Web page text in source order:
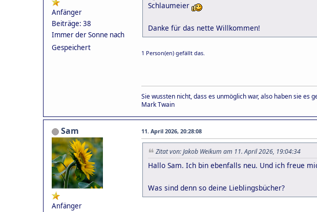
Anfänger
Beiträge: 38
Immer der Sonne nach
Gespeichert
Schlaumeier
Danke für das nette Willkommen!
1 Person(en) gefällt das.
Sie wussten nicht, dass es unmöglich war, also haben sie es
Mark Twain
Sam
Anfänger
11. April 2026, 20:28:08
Zitat von: Jakob Weikum am 11. April 2026, 19:04:34
Hallo Sam. Ich bin ebenfalls neu. Und ich freue
Was sind denn so deine Lieblingsbücher?